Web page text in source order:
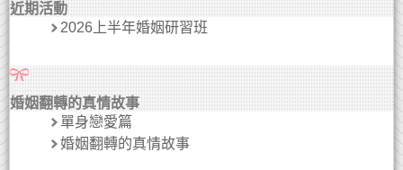
近期活動
2026上半年婚姻研習班
婚姻翻轉的真情故事
單身戀愛篇
婚姻翻轉的真情故事